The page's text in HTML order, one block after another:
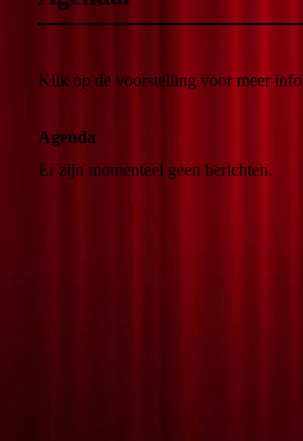
Klik op de voorstelling voor meer info
Agenda
Er zijn momenteel geen berichten.